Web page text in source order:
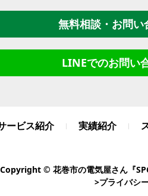
無料相談・お問い
LINEでのお問い
ービス紹介 実績紹介
Copyright © 花巻市の電気屋さん『
>プライバシ